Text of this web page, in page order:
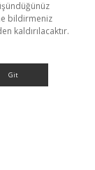
bildirmeniz
kaldırılacaktır.